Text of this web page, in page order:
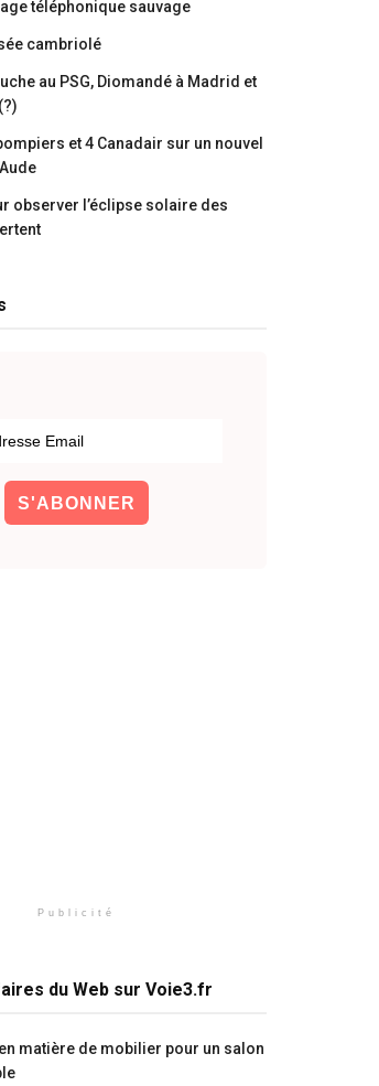
téléphonique sauvage
cambriolé
au PSG, Diomandé à Madrid et
et 4 Canadair sur un nouvel
observer l’éclipse solaire des
Publicité
du Web sur Voie3.fr
matière de mobilier pour un salon